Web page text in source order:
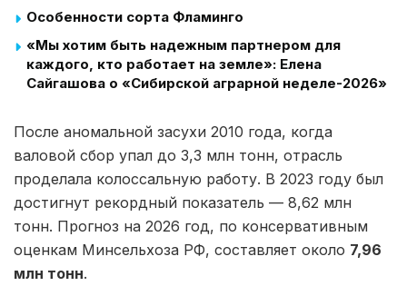
Особенности сорта Фламинго
«Мы хотим быть надежным партнером для
каждого, кто работает на земле»: Елена
Сайгашова о «Сибирской аграрной неделе-2026»
После аномальной засухи 2010 года, когда
валовой сбор упал до 3,3 млн тонн, отрасль
проделала колоссальную работу. В 2023 году был
достигнут рекордный показатель — 8,62 млн
тонн. Прогноз на 2026 год, по консервативным
оценкам Минсельхоза РФ, составляет около 7,96
млн тонн.